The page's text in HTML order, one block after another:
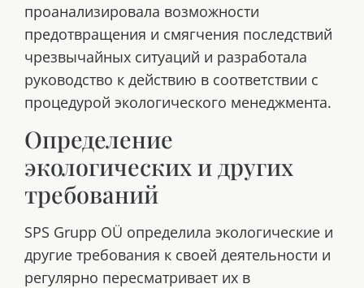
проанализировала возможности
предотвращения и смягчения последствий
чрезвычайных ситуаций и разработала
руководство к действию в соответствии с
процедурой экологического менеджмента.
Определение
экологических и других
требований
SPS Grupp OÜ определила экологические и
другие требования к своей деятельности и
регулярно пересматривает их в